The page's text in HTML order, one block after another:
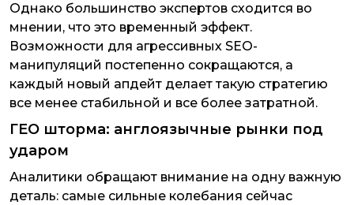
Однако большинство экспертов сходится во
мнении, что это временный эффект.
Возможности для агрессивных SEO-
манипуляций постепенно сокращаются, а
каждый новый апдейт делает такую стратегию
все менее стабильной и все более затратной.
ГЕО шторма: англоязычные рынки под
ударом
Аналитики обращают внимание на одну важную
деталь: самые сильные колебания сейчас